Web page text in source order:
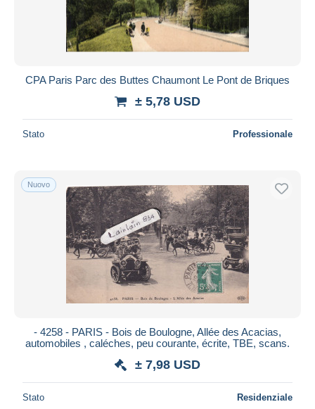
CPA Paris Parc des Buttes Chaumont Le Pont de Briques
± 5,78 USD
Stato Professionale
Nuovo
- 4258 - PARIS - Bois de Boulogne, Allée des Acacias,
automobiles , caléches, peu courante, écrite, TBE, scans.
± 7,98 USD
Stato Residenziale